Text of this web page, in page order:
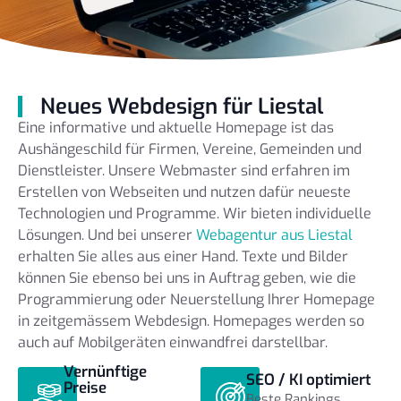
Neues Webdesign für Liestal
Eine informative und aktuelle Homepage ist das
Aushängeschild für Firmen, Vereine, Gemeinden und
Dienstleister. Unsere Webmaster sind erfahren im
Erstellen von Webseiten und nutzen dafür neueste
Technologien und Programme. Wir bieten individuelle
Lösungen. Und bei unsererWebagentur aus Liestal
erhalten Sie alles aus einer Hand. Texte und Bilder
können Sie ebenso bei uns in Auftrag geben, wie die
Programmierung oder Neuerstellung Ihrer Homepage
in zeitgemässem Webdesign. Homepages werden so
auch auf Mobilgeräten einwandfrei darstellbar.
Vernünftige
Preise SEO / KI optimiert